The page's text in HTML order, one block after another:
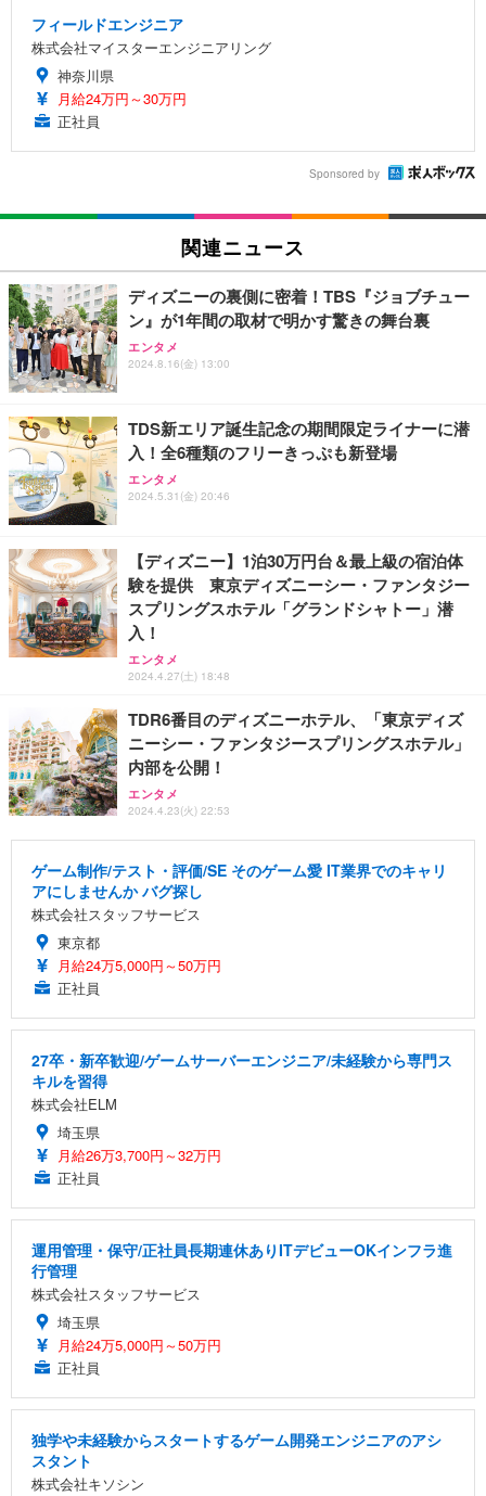
フィールドエンジニア
株式会社マイスターエンジニアリング
神奈川県
月給24万円～30万円
正社員
Sponsored by
関連ニュース
ディズニーの裏側に密着！TBS『ジョブチュー
ン』が1年間の取材で明かす驚きの舞台裏
エンタメ
2024.8.16(金) 13:00
TDS新エリア誕生記念の期間限定ライナーに潜
入！全6種類のフリーきっぷも新登場
エンタメ
2024.5.31(金) 20:46
【ディズニー】1泊30万円台＆最上級の宿泊体
験を提供 東京ディズニーシー・ファンタジー
スプリングスホテル「グランドシャトー」潜
入！
エンタメ
2024.4.27(土) 18:48
TDR6番目のディズニーホテル、「東京ディズ
ニーシー・ファンタジースプリングスホテル」
内部を公開！
エンタメ
2024.4.23(火) 22:53
ゲーム制作/テスト・評価/SE そのゲーム愛 IT業界でのキャリ
アにしませんか バグ探し
株式会社スタッフサービス
東京都
月給24万5,000円～50万円
正社員
27卒・新卒歓迎/ゲームサーバーエンジニア/未経験から専門ス
キルを習得
株式会社ELM
埼玉県
月給26万3,700円～32万円
正社員
運用管理・保守/正社員長期連休ありITデビューOKインフラ進
行管理
株式会社スタッフサービス
埼玉県
月給24万5,000円～50万円
正社員
独学や未経験からスタートするゲーム開発エンジニアのアシ
スタント
株式会社キソシン